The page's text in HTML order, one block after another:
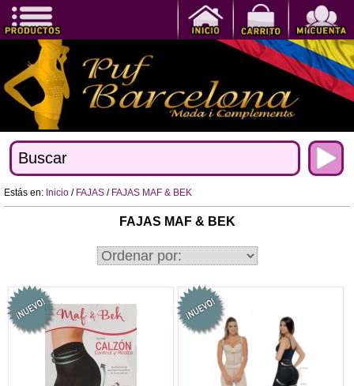
Estás en: Inicio / FAJAS / FAJAS MAF & BEK
FAJAS MAF & BEK